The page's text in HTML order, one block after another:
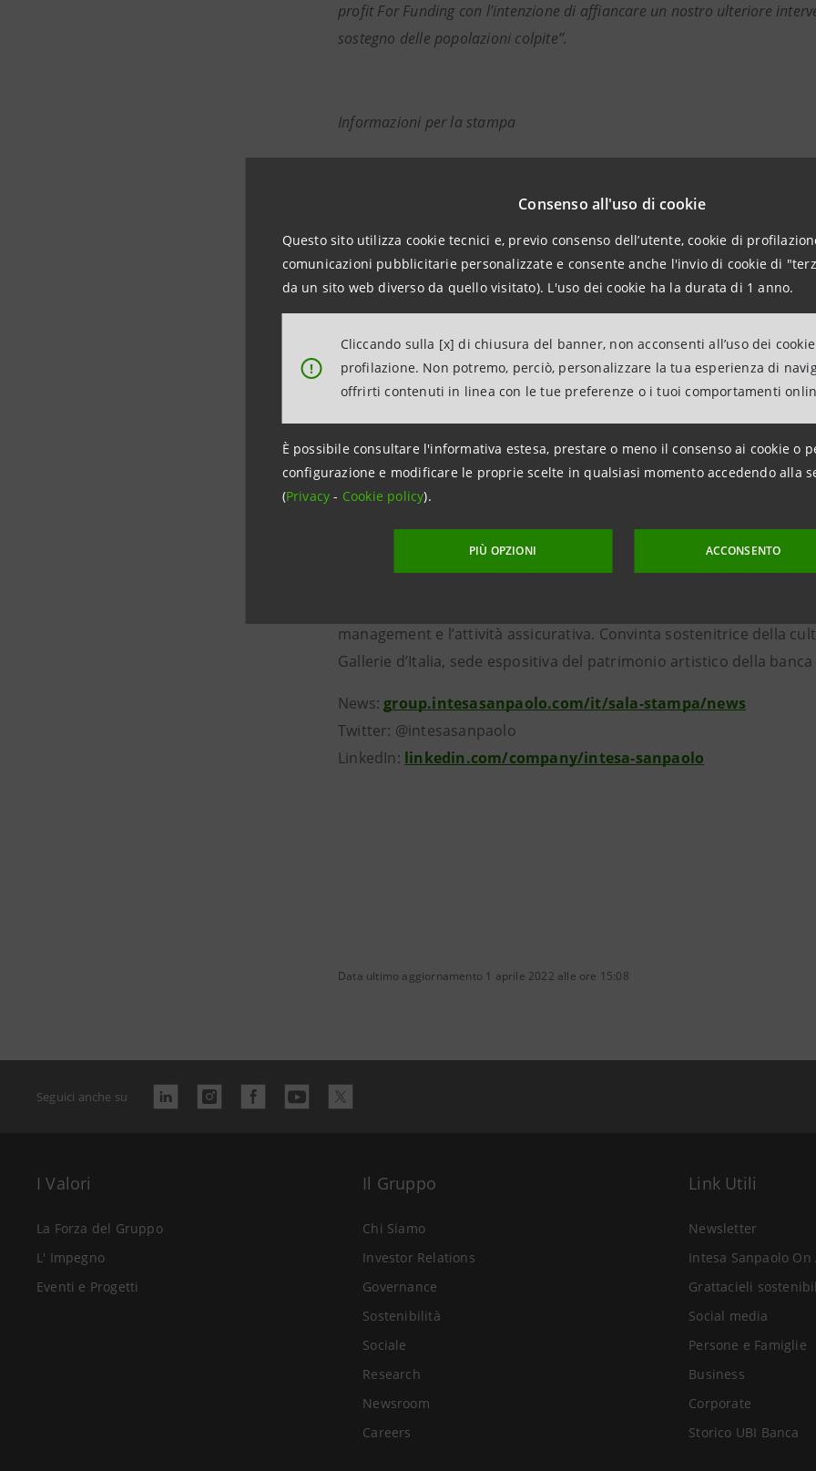
Consenso all'uso di cookie
Questo sito utilizza cookie tecnici e, previo consenso dell’utente, cookie di
comunicazioni pubblicitarie personalizzate e consente anche l'invio di cookie di
da un sito web diverso da quello visitato). L'uso dei cookie ha la durata di 1 anno.
!
Cliccando sulla [x] di chiusura del banner, non acconsenti all’uso dei
profilazione. Non potremo, perciò, personalizzare la tua esperienza di
offrirti contenuti in linea con le tue preferenze o i tuoi comportamenti
È possibile consultare l'informativa estesa, prestare o meno il consenso ai cookie o
configurazione e modificare le proprie scelte in qualsiasi momento accedendo alla
(Privacy- Cookie policy).
PIÙ OPZIONI ACCONSENTO
profit For Funding con l’intenzione di affiancare un nostro ulteriore
sostegno delle popolazioni colpite”.
Informazioni per la stampa
Intesa Sanpaolo
Media and Associations Relations, Attività istituzionali, sociali e
stampa@intesasanpaolo.com
https://group.intesasanpaolo.com/it/sala-stampa/news
Intesa Sanpaolo
Intesa Sanpaolo è il maggior gruppo bancario in Italia – punto di
reale – con una significativa presenza internazionale. Il business
a livello europeo nel Wealth Management, Protection & Advisory
al fintech. Una banca efficiente e resiliente, è capogruppo di
nell’assicurazione. Il forte impegno in ambito ESG prevede, entro
impact, destinati alla comunità e alla transizione verde, e
difficoltà, posizionando Intesa Sanpaolo ai vertici mondiali per
Net Zero per le proprie emissioni entro il 2030 ed entro il 2050
management e l’attività assicurativa. Convinta sostenitrice della
Gallerie d’Italia, sede espositiva del patrimonio artistico della
News: group.intesasanpaolo.com/it/sala-stampa/news
Twitter: @intesasanpaolo
LinkedIn: linkedin.com/company/intesa-sanpaolo
Data ultimo aggiornamento 1 aprile 2022 alle ore 15:08
Seguici anche su
I Valori
La Forza del Gruppo
L' Impegno
Eventi e Progetti
Il Gruppo
Chi Siamo
Investor Relations
Governance
Sostenibilità
Sociale
Research
Newsroom
Careers
Link Utili
Newsletter
Intesa Sanpaolo On
Grattacieli
Social media
Persone e Famiglie
Business
Corporate
Storico UBI Banca